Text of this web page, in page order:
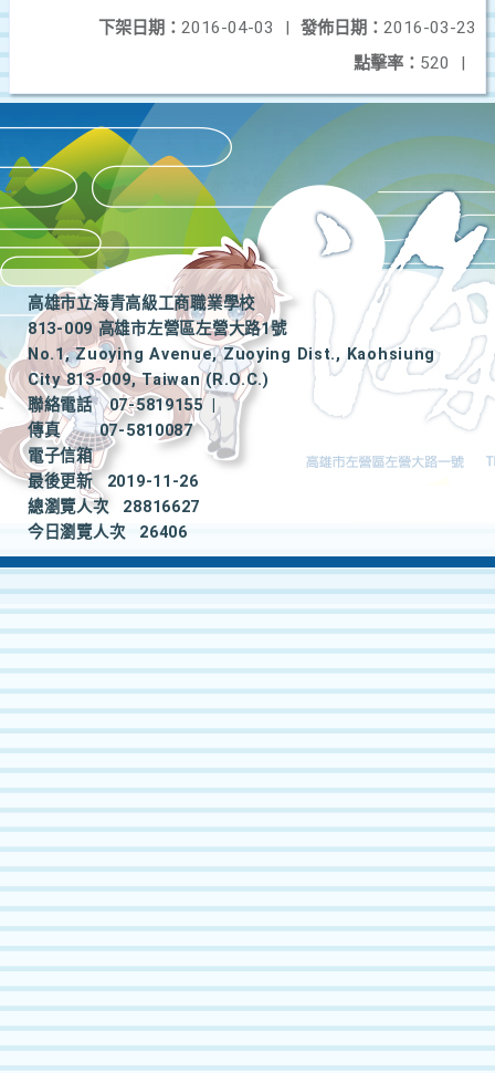
發佈日期： 2016-03-23
下架日期： 2016-04-03
|
點擊率： 520 |
高雄市立海青高級工商職業學校
813-009 高雄市左營區左營大路1號
No.1, Zuoying Avenue, Zuoying Dist., Kaohsiung
City 813-009, Taiwan (R.O.C.)
聯絡電話
07-5819155
|
傳真
07-5810087
電子信箱
最後更新
2019-11-26
總瀏覽人次
28816627
今日瀏覽人次
26406